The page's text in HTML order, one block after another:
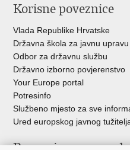
Korisne poveznice
Vlada Republike Hrvatske
Državna škola za javnu upravu
Odbor za državnu službu
Državno izborno povjerenstvo
Your Europe portal
Potresinfo
Službeno mjesto za sve
Ured europskog javnog